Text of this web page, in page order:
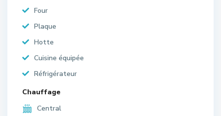
Four
Plaque
Hotte
Cuisine équipée
Réfrigérateur
Chauffage
Central